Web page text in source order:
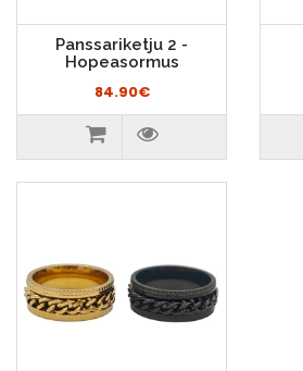
Panssariketju 2 -
Hopeasormus
84.90€